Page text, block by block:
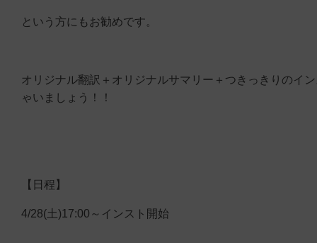
という方にもお勧めです。
オリジナル翻訳＋オリジナルサマリー＋つきっきりのイ
ゃいましょう！！
【日程】
4/28(土)17:00～インスト開始